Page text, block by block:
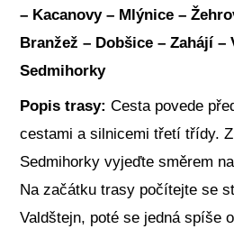
– Kacanovy – Mlýnice –
Branžež – Dobšice – Zahájí –
Sedmihorky
Popis trasy: Cesta povede
cestami a silnicemi třetí třídy.
Sedmihorky vyjeďte směrem
Na začátku trasy počítejte se
Valdštejn, poté se jedná spíše